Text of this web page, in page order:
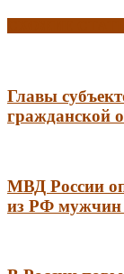
Главы
гражданской
МВД России
из РФ мужчин